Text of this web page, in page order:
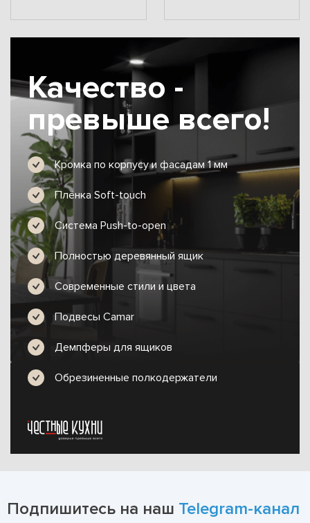
Качество -
превыше всего!
Кромка по корпусу и фасадам 1 мм
Плёнка Soft-touch
Система Push-to-open
Полностью деревянный ящик
Современные стили и цвета
Подвесы Camar
Демпферы для ящиков
Обрезиненные полкодержатели
Подпишитесь на наш Telegram-канал